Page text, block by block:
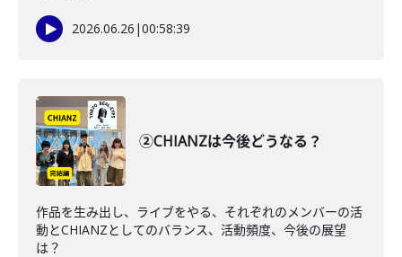
2026.06.26 |00:58:39
②CHIANZは今後どうなる？
作品を生み出し、ライブをやる、それぞれのメンバーの活
動とCHIANZとしてのバランス、活動頻度、今後の展望
は？